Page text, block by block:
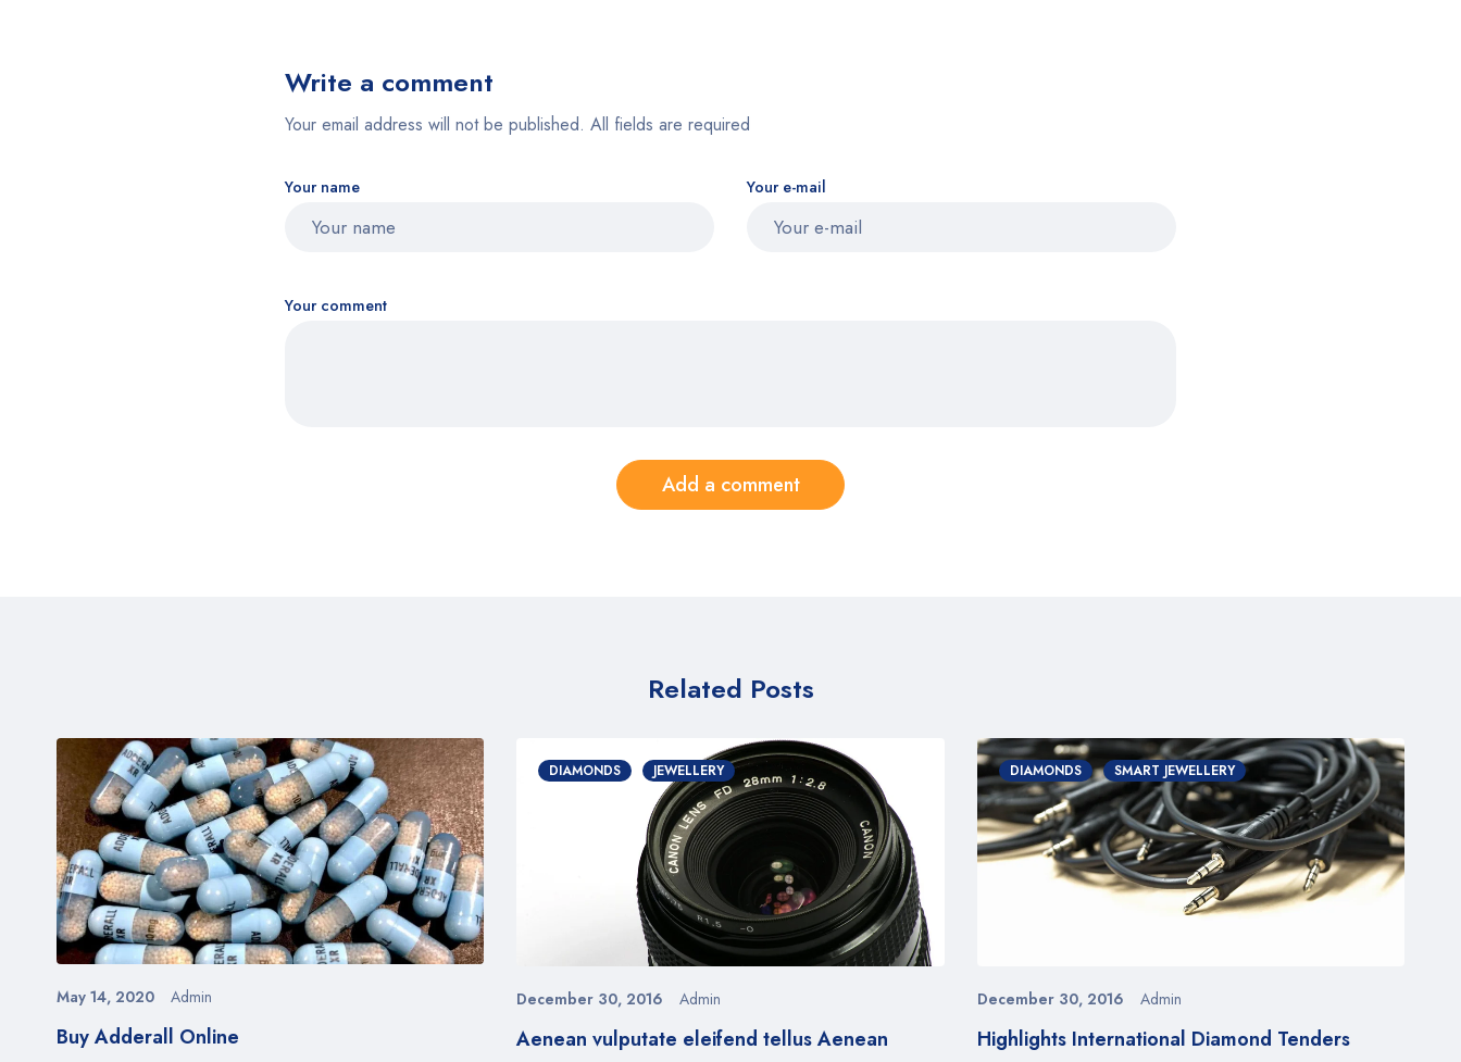
Write a comment
Your email address will not be published. All fields are required
Your name Your e-mail
Your comment
Add a comment
Related Posts
Buy Adderall Online
May 14, 2020 Admin
DIAMONDS JEWELLERY
Aenean vulputate eleifend tellus Aenean
December 30, 2016 Admin
DIAMONDS SMART JEWELLERY
Highlights International Diamond Tenders
December 30, 2016 Admin